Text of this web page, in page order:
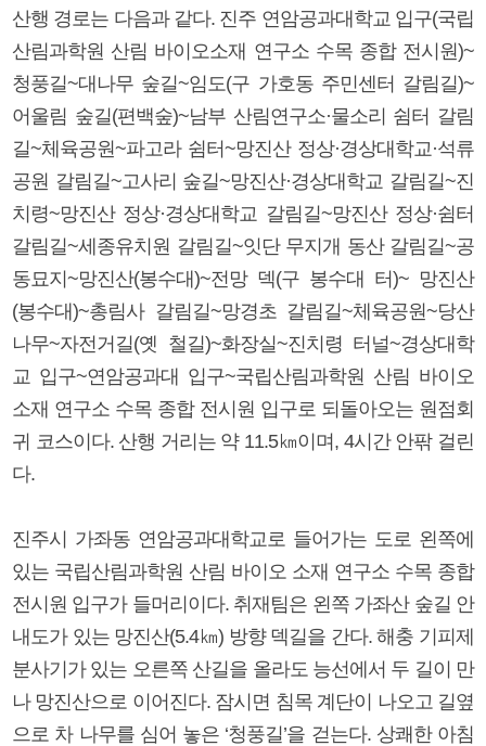
산행 경로는 다음과 같다. 진주 연암공과대학교 입구(국립
산림과학원 산림 바이오소재 연구소 수목 종합 전시원)~
청풍길~대나무 숲길~임도(구 가호동 주민센터 갈림길)~
어울림 숲길(편백숲)~남부 산림연구소·물소리 쉼터 갈림
길~체육공원~파고라 쉼터~망진산 정상·경상대학교·석류
공원 갈림길~고사리 숲길~망진산·경상대학교 갈림길~진
치령~망진산 정상·경상대학교 갈림길~망진산 정상·쉼터
갈림길~세종유치원 갈림길~잇단 무지개 동산 갈림길~공
동묘지~망진산(봉수대)~전망 덱(구 봉수대 터)~ 망진산
(봉수대)~총림사 갈림길~망경초 갈림길~체육공원~당산
나무~자전거길(옛 철길)~화장실~진치령 터널~경상대학
교 입구~연암공과대 입구~국립산림과학원 산림 바이오
소재 연구소 수목 종합 전시원 입구로 되돌아오는 원점회
귀 코스이다. 산행 거리는 약 11.5㎞이며, 4시간 안팎 걸린
다.
진주시 가좌동 연암공과대학교로 들어가는 도로 왼쪽에
있는 국립산림과학원 산림 바이오 소재 연구소 수목 종합
전시원 입구가 들머리이다. 취재팀은 왼쪽 가좌산 숲길 안
내도가 있는 망진산(5.4㎞) 방향 덱길을 간다. 해충 기피제
분사기가 있는 오른쪽 산길을 올라도 능선에서 두 길이 만
나 망진산으로 이어진다. 잠시면 침목 계단이 나오고 길옆
으로 차 나무를 심어 놓은 ‘청풍길’을 걷는다. 상쾌한 아침